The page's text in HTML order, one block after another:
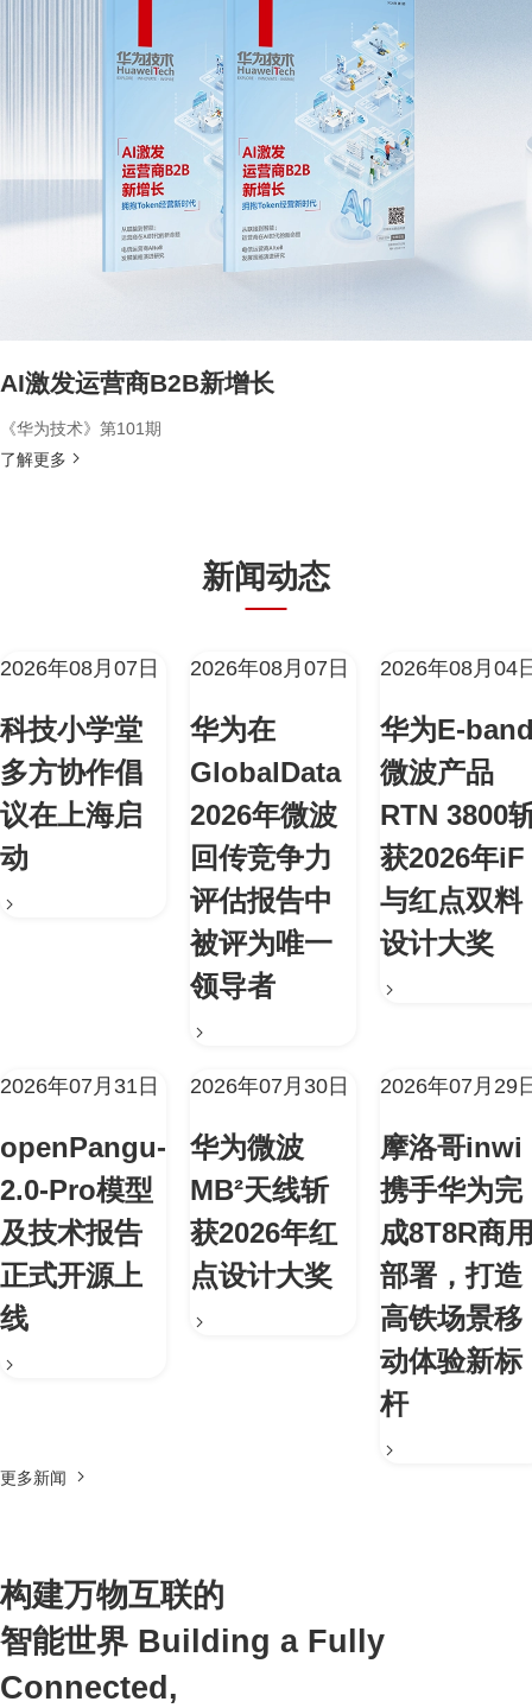
AI激发运营商B2B新增长
《华为技术》第101期
了解更多
新闻动态
2026年08月07日
科技小学堂
多方协作倡
议在上海启
动
2026年08月07日
华为在
GlobalData
2026年微波
回传竞争力
评估报告中
被评为唯一
领导者
2026年08月04
华为E-
微波产品
RTN 3800
获2026年iF
与红点双料
设计大奖
2026年07月31日
openPangu-
2.0-Pro模型
及技术报告
正式开源上
线
2026年07月30日
华为微波
MB²天线斩
获2026年红
点设计大奖
2026年07月29
摩洛哥inwi
携手华为完
成8T8R商
部署，打造
高铁场景移
动体验新标
杆
更多新闻
构建万物互联的
智能世界 Building a Fully
Connected,